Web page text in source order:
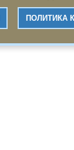
ПОЛИТИКА